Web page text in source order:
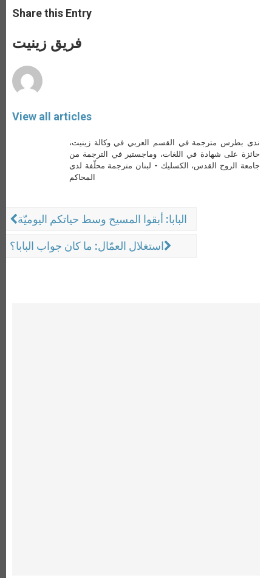
t
s
p
p
s
e
g
e
e
b
o
k
Share this Entry
فريق زينيت
View all articles
ندى بطرس مترجمة في القسم العربي في وكالة زينيت،
حائزة على شهادة في اللغات، وماجستير في الترجمة من
جامعة الروح القدس، الكسليك - لبنان مترجمة محلّفة لدى
المحاكم
البابا: أبقوا المسيح وسط حياتكم اليوميّة
استغلال العمّال: ما كان جواب البابا؟